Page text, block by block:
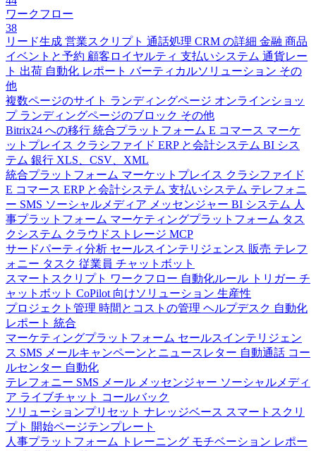
ワークフロー
38
リード生成 営業スクリプト 通話処理 CRM の詳細 金融 商品
イベントと予約 顧客ロイヤルティ 支払いシステム 通貨レー
ト 出荷 自動化 レポート バーティカルソリューション その
他
複数ページのサイト ランディングページ オンラインショッ
プ ランディングページのブロック その他
Bitrix24 への移行 統合プラットフォーム E コマース マーケ
ットプレイス クラシファイド ERP と会計システム BI シス
テム 銀行 XLS、CSV、XML
統合プラットフォーム マーケットプレイス クラシファイド
E コマース ERP と会計システム 支払いシステム テレフォニ
ー SMS ソーシャルメディア メッセンジャー BI システム 人
事プラットフォーム マーケティングプラットフォーム タス
クシステム クラウドストレージ MCP
サードパーティ分析 セールスインテリジェンス 販売 テレフ
ォニー タスク 従業員 チャットボット
スマートスクリプト ワークフロー 自動化ルール トリガー チ
ャットボット CoPilot 向けソリューション 生産性
プロジェクト管理 時間とコストの管理 ヘルプデスク 自動化
レポート 統合
マーケティングプラットフォーム セールスインテリジェン
ス SMS メールキャンペーンとニュースレター 自動通話 コー
ルセンター 自動化
テレフォニー SMS メール メッセンジャー ソーシャルメディ
ア ライブチャット コールバック
ソリューションプリセット ナレッジベース スマートスクリ
プト 開始ページテンプレート
人事プラットフォーム
トレーニング モチベーション レポー